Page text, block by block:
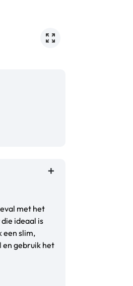
met het
ideaal is
een slim,
gebruik het